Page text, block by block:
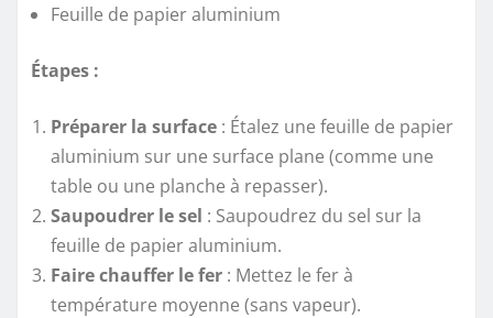
Feuille de papier aluminium
Étapes :
Préparer la surface : Étalez une feuille de papier
aluminium sur une surface plane (comme une
table ou une planche à repasser).
Saupoudrer le sel : Saupoudrez du sel sur la
feuille de papier aluminium.
Faire chauffer le fer : Mettez le fer à
température moyenne (sans vapeur).